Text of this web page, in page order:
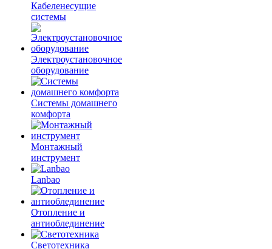
Кабеленесущие
системы
Электроустановочное
оборудование
Системы домашнего
комфорта
Монтажный
инструмент
Lanbao
Отопление и
антиоблединение
Светотехника